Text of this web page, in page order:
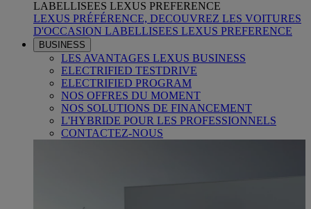
LABELLISEES LEXUS PREFERENCE
LEXUS PRÉFÉRENCE, DECOUVREZ LES VOITURES
D'OCCASION LABELLISEES LEXUS PREFERENCE
BUSINESS
LES AVANTAGES LEXUS BUSINESS
ELECTRIFIED TESTDRIVE
ELECTRIFIED PROGRAM
NOS OFFRES DU MOMENT
NOS SOLUTIONS DE FINANCEMENT
L'HYBRIDE POUR LES PROFESSIONNELS
CONTACTEZ-NOUS